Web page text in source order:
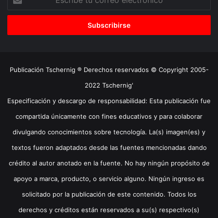
correo
Publicación Tschernig ® Derechos reservados © Copyright 2005-
2022 Tschernig'
Especificación y descargo de responsabilidad: Esta publicación fue
compartida únicamente con fines educativos y para colaborar
divulgando conocimientos sobre tecnología. La(s) imagen(es) y
textos fueron adaptados desde las fuentes mencionadas dando
crédito al autor anotado en la fuente. No hay ningún propósito de
apoyo a marca, producto, o servicio alguno. Ningún ingreso es
solicitado por la publicación de este contenido. Todos los
derechos y créditos están reservados a su(s) respectivo(s)